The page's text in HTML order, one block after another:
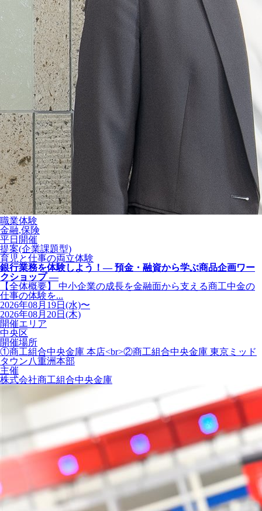
職業体験
金融,保険
平日開催
提案(企業課題型)
育児と仕事の両立体験
銀行業務を体験しよう！― 預金・融資から学ぶ商品企画ワー
クショップ ―
【全体概要】 中小企業の成長を金融面から支える商工中金の
仕事の体験を...
2026年08月19日(水)〜
2026年08月20日(木)
開催エリア
中央区
開催場所
①商工組合中央金庫 本店<br>②商工組合中央金庫 東京ミッド
タウン八重洲本部
主催
株式会社商工組合中央金庫